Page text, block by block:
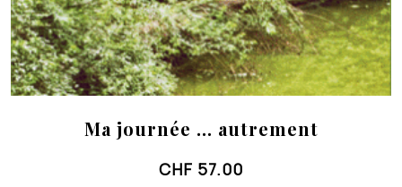
Ma journée … autrement
CHF 57.00